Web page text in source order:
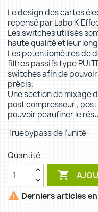
Le design des cartes
repensé par Labo K
Les switches utilisés
haute qualité et leur
Les potentiomètres de
filtres passifs type
switches afin de
précis.
Une section de mixage
post compresseur ,
pouvoir peaufiner le
Truebypass de l’unité
Quantité

 Derniers articles